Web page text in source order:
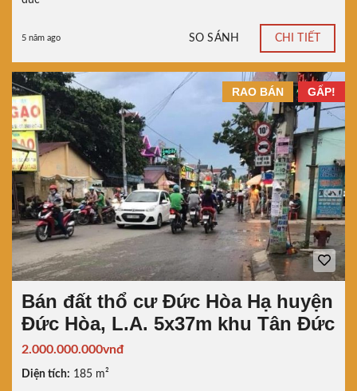
5 năm ago SO SÁNH CHI TIẾT
GẤP!
RAO BÁN
Bán đất thổ cư Đức Hòa Hạ huyện
Đức Hòa, L.A. 5x37m khu Tân Đức
2.000.000.000vnđ
Diện tích: 185 m²